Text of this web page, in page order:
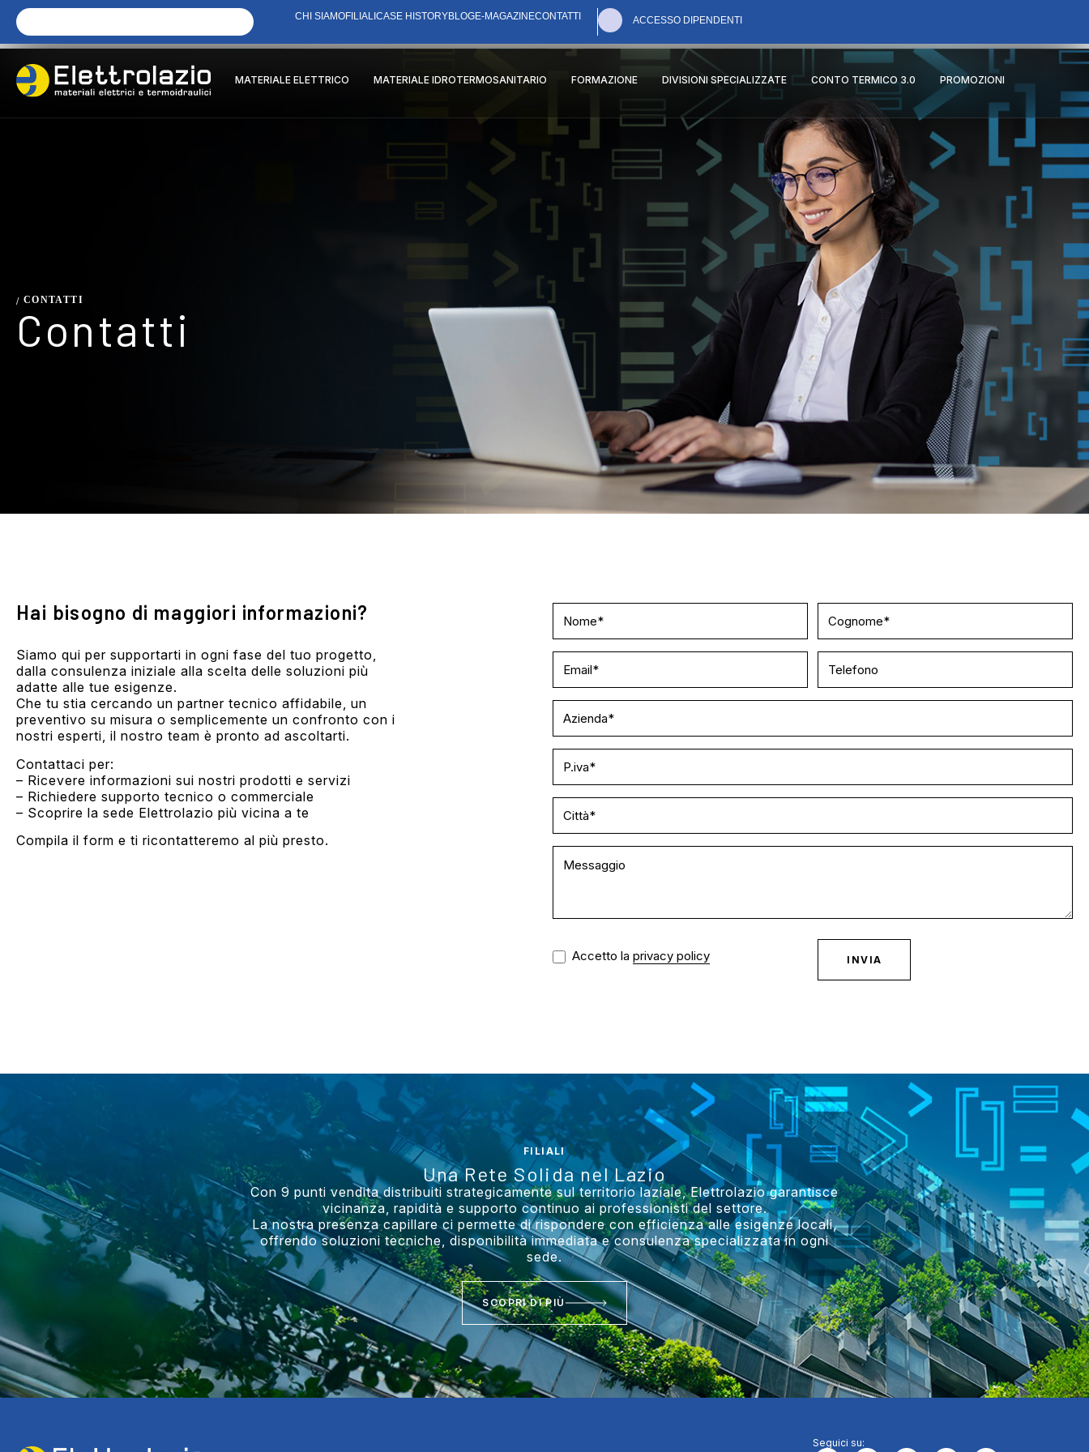
CHI SIAMOFILIALICASE HISTORYBLOGE-MAGAZINECONTATTI ACCESSO DIPENDENTI
MATERIALE ELETTRICO MATERIALE IDROTERMOSANITARIO FORMAZIONE DIVISIONI SPECIALIZZATE CONTO TERMICO 3.0 PROMOZIONI
/ CONTATTI
Contatti
Hai bisogno di maggiori informazioni?
Siamo qui per supportarti in ogni fase del tuo progetto,
dalla consulenza iniziale alla scelta delle soluzioni più
adatte alle tue esigenze.
Che tu stia cercando un partner tecnico affidabile, un
preventivo su misura o semplicemente un confronto con i
nostri esperti, il nostro team è pronto ad ascoltarti.
Contattaci per:
– Ricevere informazioni sui nostri prodotti e servizi
– Richiedere supporto tecnico o commerciale
– Scoprire la sede Elettrolazio più vicina a te
Compila il form e ti ricontatteremo al più presto.
Us
Accetto la privacy policy INVIA
FILIALI
Una Rete Solida nel Lazio
Con 9 punti vendita distribuiti strategicamente sul territorio laziale, Elettrolazio garantisce
vicinanza, rapidità e supporto continuo ai professionisti del settore.
La nostra presenza capillare ci permette di rispondere con efficienza alle esigenze locali,
offrendo soluzioni tecniche, disponibilità immediata e consulenza specializzata in ogni
sede.
SCOPRI DI PIÙ
Seguici su: